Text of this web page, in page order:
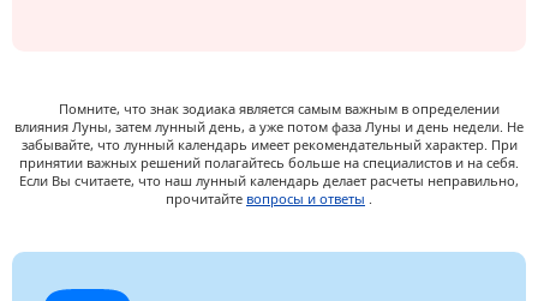
Помните, что знак зодиака является самым важным в определении
влияния Луны, затем лунный день, а уже потом фаза Луны и день недели. Не
забывайте, что лунный календарь имеет рекомендательный характер. При
принятии важных решений полагайтесь больше на специалистов и на себя.
Если Вы считаете, что наш лунный календарь делает расчеты неправильно,
прочитайте вопросы и ответы .